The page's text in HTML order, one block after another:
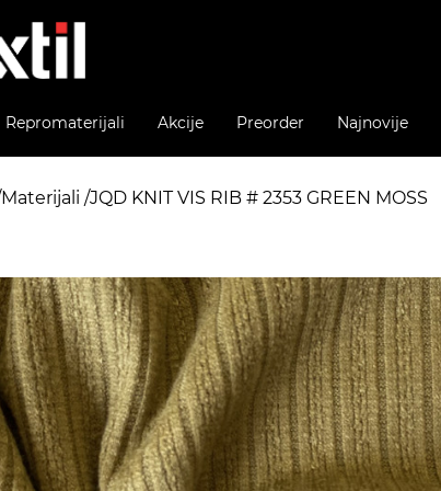
Repromaterijali Akcije Preorder Najnovije
Materijali JQD KNIT VIS RIB # 2353 GREEN MOSS